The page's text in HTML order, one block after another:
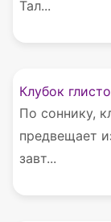
Тал...
Клубок
По соннику,
предвещает
завт...